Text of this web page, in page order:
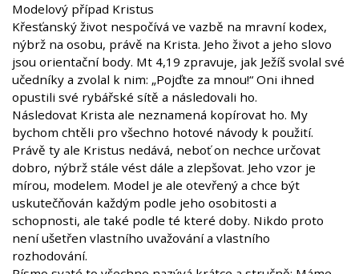
Modelový případ Kristus
Křesťanský život nespočívá ve vazbě na mravní kodex,
nýbrž na osobu, právě na Krista. Jeho život a jeho slovo
jsou orientační body. Mt 4,19 zpravuje, jak Ježíš svolal své
učedníky a zvolal k nim: „Pojďte za mnou!“ Oni ihned
opustili své rybářské sítě a následovali ho.
Následovat Krista ale neznamená kopírovat ho. My
bychom chtěli pro všechno hotové návody k použití.
Právě ty ale Kristus nedává, neboť on nechce určovat
dobro, nýbrž stále vést dále a zlepšovat. Jeho vzor je
mírou, modelem. Model je ale otevřený a chce být
uskutečňován každým podle jeho osobitosti a
schopnosti, ale také podle té které doby. Nikdo proto
není ušetřen vlastního uvažování a vlastního
rozhodování.